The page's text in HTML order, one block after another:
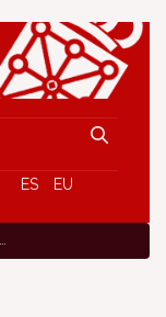
ES EU